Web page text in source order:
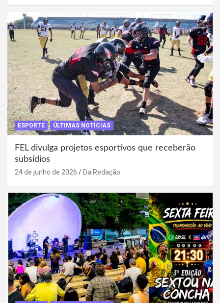
ESPORTE ÚLTIMAS NOTÍCIAS
FEL divulga projetos esportivos que receberão
subsídios
24 de junho de 2026 Da Redação